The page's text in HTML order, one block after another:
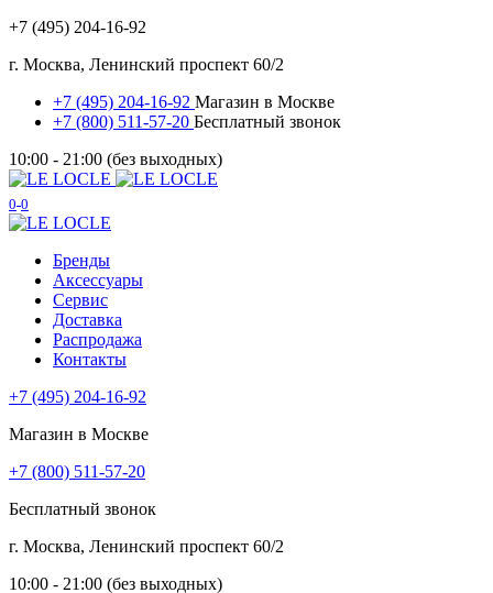
+7 (495) 204-16-92
г. Москва, Ленинский проспект 60/2
+7 (495) 204-16-92 Магазин в Москве
+7 (800) 511-57-20 Бесплатный звонок
10:00 - 21:00 (без выходных)
0 0
Бренды
Аксессуары
Сервис
Доставка
Распродажа
Контакты
+7 (495) 204-16-92
Магазин в Москве
+7 (800) 511-57-20
Бесплатный звонок
г. Москва, Ленинский проспект 60/2
10:00 - 21:00 (без выходных)